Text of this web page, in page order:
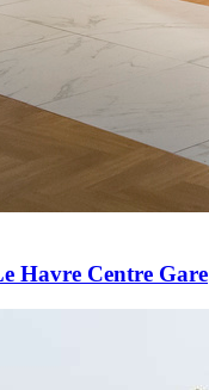
Havre Centre Gare